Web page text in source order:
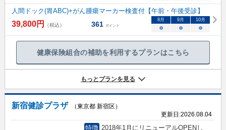
人間ドック(胃ABC)+がん腫瘍マーカー検査付【午前・午後受診】
39,800円 （税込） 361 ポイント
8 月 9 月 10月
○ ○ ○
健康保険組合の補助を利用するプランはこちら
もっとプランを見る
新宿健診プラザ
（東京都 新宿区）
更新日:2026.08.04
特徴 2018年1月にリニューアルOPENし